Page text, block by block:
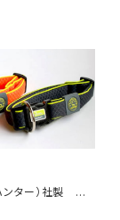
ンター）社製 犬
Sサイズ